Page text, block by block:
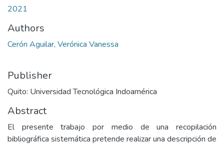
2021
Authors
Cerón Aguilar, Verónica Vanessa
Publisher
Quito: Universidad Tecnológica Indoamérica
Abstract
El presente trabajo por medio de una recopilación
bibliográfica sistemática pretende realizar una descripción de